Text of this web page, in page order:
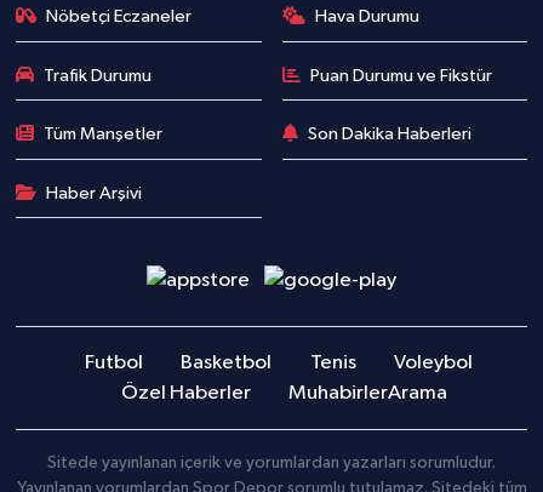
Nöbetçi Eczaneler Hava Durumu
Trafik Durumu Puan Durumu ve Fikstür
Tüm Manşetler Son Dakika Haberleri
Haber Arşivi
Futbol Basketbol Tenis
Voleybol
Özel Haberler
MuhabirlerArama
Sitede yayınlanan içerik ve yorumlardan yazarları sorumludur.
Yayınlanan yorumlardan Spor Depor sorumlu tutulamaz. Sitedeki tüm